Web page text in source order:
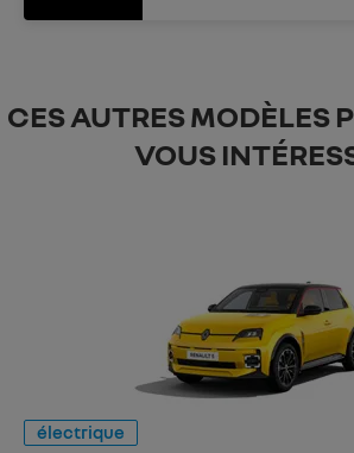
CES AUTRES MODÈLES
VOUS
électrique